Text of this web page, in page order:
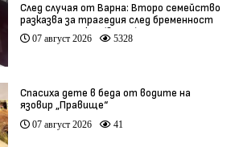
След случая от Варна: Второ семейство
разказва за трагедия след бременност
при същия лекар (видео)
07 август 2026 5328
Спасиха дете в беда от водите на
язовир „Правище“
07 август 2026 41